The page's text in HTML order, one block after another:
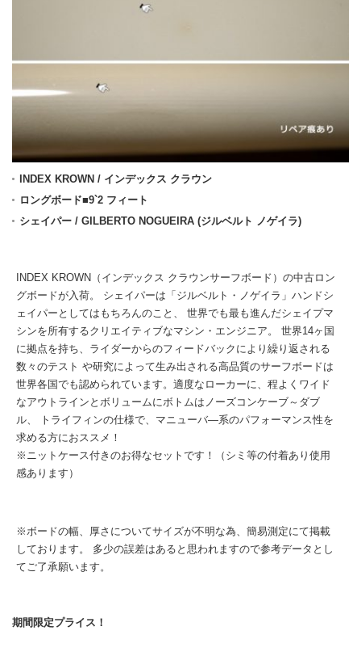
INDEX KROWN / インデックス クラウン
ロングボード■9`2 フィート
シェイパー / GILBERTO NOGUEIRA (ジルベルト ノゲイラ)
INDEX KROWN（インデックス クラウンサーフボード）の中古ロン
グボードが入荷。 シェイパーは「ジルベルト・ノゲイラ」ハンドシ
ェイパーとしてはもちろんのこと、 世界でも最も進んだシェイプマ
シンを所有するクリエイティブなマシン・エンジニア。 世界14ヶ国
に拠点を持ち、ライダーからのフィードバックにより繰り返される
数々のテスト や研究によって生み出される高品質のサーフボードは
世界各国でも認められています。適度なローカーに、程よくワイド
なアウトラインとボリュームにボトムはノーズコンケーブ～ダブ
ル、 トライフィンの仕様で、マニューバ―系のパフォーマンス性を
求める方におススメ！
※ニットケース付きのお得なセットです！（シミ等の付着あり使用
感あります）
※ボードの幅、厚さについてサイズが不明な為、簡易測定にて掲載
しております。 多少の誤差はあると思われますので参考データとし
てご了承願います。
期間限定プライス！